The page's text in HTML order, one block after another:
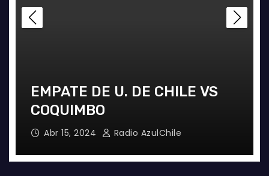
DE U. DE CHILE VS
15, 2024 Radio AzulChile